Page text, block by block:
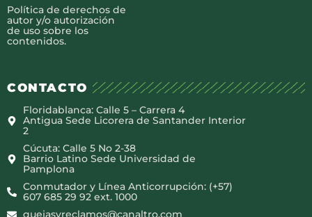
Política de derechos de
autor y/o autorización
de uso sobre los
contenidos.
CONTACTO
Floridablanca: Calle 5 – Carrera 4
Antigua Sede Licorera de Santander Interior
2
Cúcuta: Calle 5 No 2-38
Barrio Latino Sede Universidad de
Pamplona
Conmutador y Línea Anticorrupción: (+57)
607 685 29 92 ext. 1000